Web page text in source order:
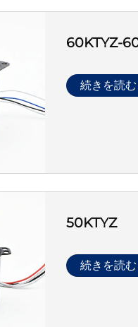
60KTYZ-
続きを読む
50KTYZ
続きを読む